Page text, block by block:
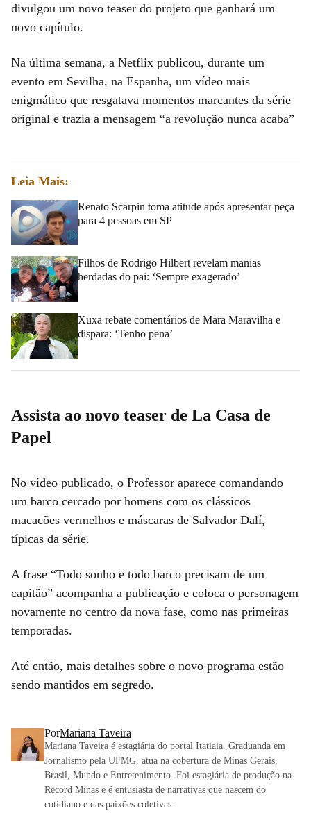
divulgou um novo teaser do projeto que ganhará um
novo capítulo.
Na última semana, a Netflix publicou, durante um
evento em Sevilha, na Espanha, um vídeo mais
enigmático que resgatava momentos marcantes da série
original e trazia a mensagem “a revolução nunca acaba”
Leia Mais:
Renato Scarpin toma atitude após apresentar peça
para 4 pessoas em SP
Filhos de Rodrigo Hilbert revelam manias
herdadas do pai: ‘Sempre exagerado’
Xuxa rebate comentários de Mara Maravilha e
dispara: ‘Tenho pena’
Assista ao novo teaser de La Casa de
Papel
No vídeo publicado, o Professor aparece comandando
um barco cercado por homens com os clássicos
macacões vermelhos e máscaras de Salvador Dalí,
típicas da série.
A frase “Todo sonho e todo barco precisam de um
capitão” acompanha a publicação e coloca o personagem
novamente no centro da nova fase, como nas primeiras
temporadas.
Até então, mais detalhes sobre o novo programa estão
sendo mantidos em segredo.
PorMariana Taveira
Mariana Taveira é estagiária do portal Itatiaia. Graduanda em
Jornalismo pela UFMG, atua na cobertura de Minas Gerais,
Brasil, Mundo e Entretenimento. Foi estagiária de produção na
Record Minas e é entusiasta de narrativas que nascem do
cotidiano e das paixões coletivas.